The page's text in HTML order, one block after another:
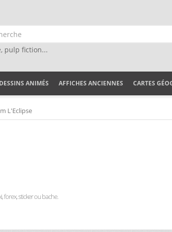
pulp fiction...
DESSINS ANIMÉS AFFICHES ANCIENNES CARTES
L'Eclipse
forex, sticker ou bache.